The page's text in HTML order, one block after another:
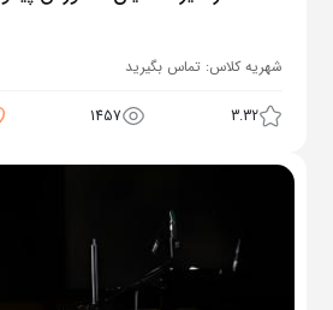
شهریه کلاس: تماس بگیرید
3.32
1457